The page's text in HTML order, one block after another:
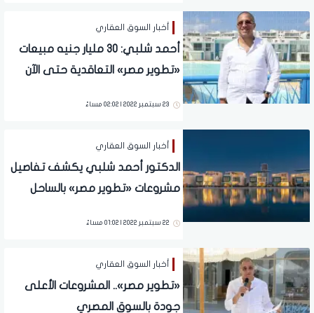
أخبار السوق العقاري
أحمد شلبي: 30 مليار جنيه مبيعات
«تطوير مصر» التعاقدية حتى الآن
23 سبتمبر 2022 | 02:02 مساءً
أخبار السوق العقاري
الدكتور أحمد شلبي يكشف تفاصيل
مشروعات «تطوير مصر» بالساحل
22 سبتمبر 2022 | 01:02 مساءً
أخبار السوق العقاري
«تطوير مصر».. المشروعات الأعلى
جودة بالسوق المصري